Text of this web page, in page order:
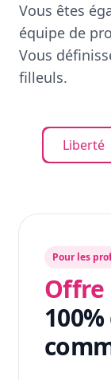
Vous êtes
équipe de
Vous
filleuls.
Liberté
Pour les
Offre